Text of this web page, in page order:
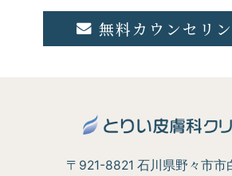
無料カウンセリ
〒921-8821 石川県野々市市